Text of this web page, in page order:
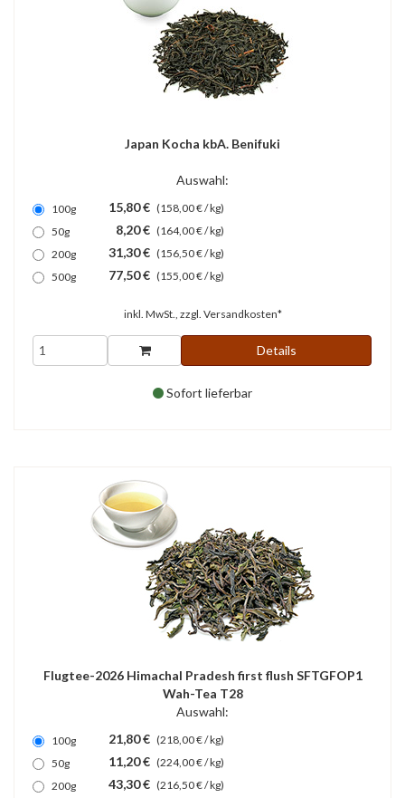
Japan Kocha kbA. Benifuki
Auswahl:
100g 15,80 € (158,00 € / kg)
50g
8,20 € (164,00 € / kg)
200g
31,30 € (156,50 € / kg)
500g
77,50 € (155,00 € / kg)
inkl. MwSt., zzgl. Versandkosten*
Details
Sofort lieferbar
Flugtee-2026 Himachal Pradesh first flush SFTGFOP1
Wah-Tea T28
Auswahl:
100g 21,80 € (218,00 € / kg)
50g
11,20 € (224,00 € / kg)
200g
43,30 € (216,50 € / kg)